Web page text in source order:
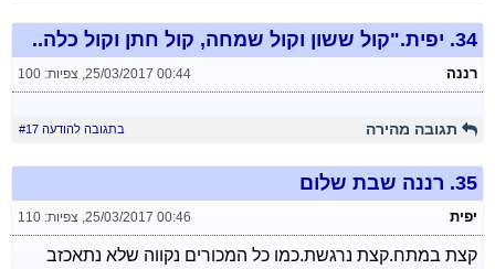
34. יפית."קול ששון וקול שמחה, קול חתן וקול כלה..
רננה 25/03/2017 00:44
, צפיות: 100
תגובה מהירה בתגובה להודעה #17
35. רננה שבת שלום
יפית 25/03/2017 00:46
, צפיות: 110
קצת במתח.קצת נרגשת.כמו כל המכורים נקווה שלא נתאכזב